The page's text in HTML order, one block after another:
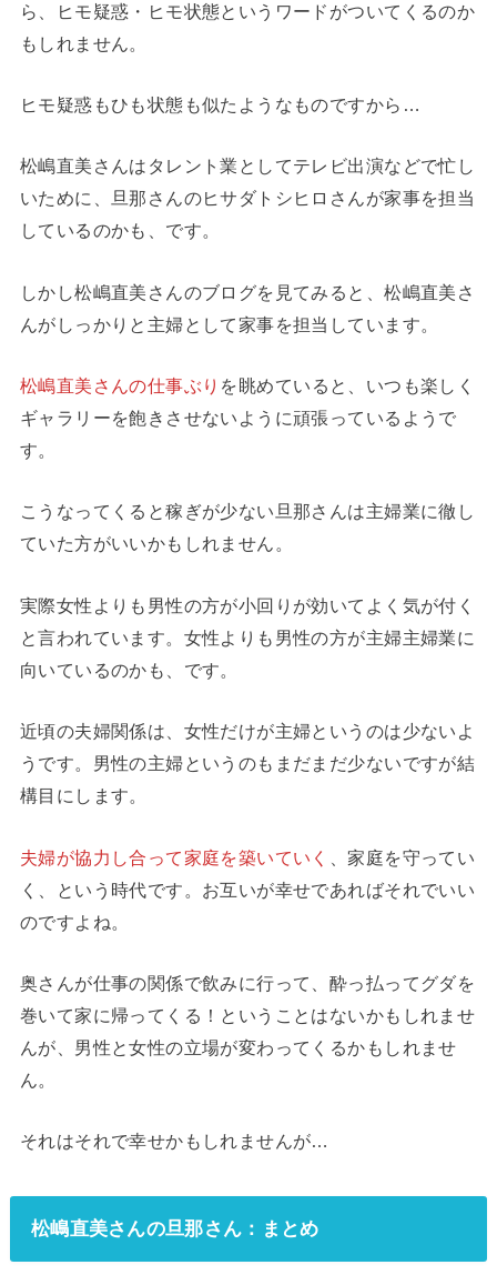
ら、ヒモ疑惑・ヒモ状態というワードがついてくるのか
もしれません。
ヒモ疑惑もひも状態も似たようなものですから…
松嶋直美さんはタレント業としてテレビ出演などで忙し
いために、旦那さんのヒサダトシヒロさんが家事を担当
しているのかも、です。
しかし松嶋直美さんのブログを見てみると、松嶋直美さ
んがしっかりと主婦として家事を担当しています。
松嶋直美さんの仕事ぶり を眺めていると、いつも楽しく
ギャラリーを飽きさせないように頑張っているようで
す。
こうなってくると稼ぎが少ない旦那さんは主婦業に徹し
ていた方がいいかもしれません。
実際女性よりも男性の方が小回りが効いてよく気が付く
と言われています。女性よりも男性の方が主婦主婦業に
向いているのかも、です。
近頃の夫婦関係は、女性だけが主婦というのは少ないよ
うです。男性の主婦というのもまだまだ少ないですが結
構目にします。
夫婦が協力し合って家庭を築いていく
、家庭を守ってい
く、という時代です。お互いが幸せであればそれでいい
のですよね。
奥さんが仕事の関係で飲みに行って、酔っ払ってグダを
巻いて家に帰ってくる！ということはないかもしれませ
んが、男性と女性の立場が変わってくるかもしれませ
ん。
それはそれで幸せかもしれませんが…
松嶋直美さんの旦那さん：まとめ